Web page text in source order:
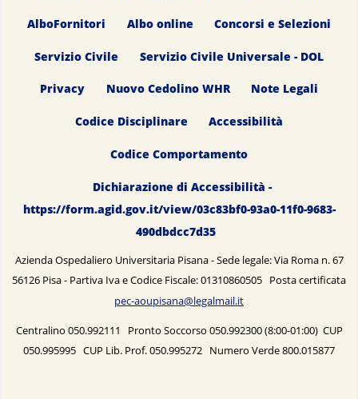
AlboFornitori Albo online Concorsi e Selezioni
Servizio Civile Servizio Civile Universale - DOL
Privacy Nuovo Cedolino WHR Note Legali
Codice Disciplinare Accessibilità
Codice Comportamento
Dichiarazione di Accessibilità -
https://form.agid.gov.it/view/03c83bf0-93a0-11f0-9683-
490dbdcc7d35
Azienda Ospedaliero Universitaria Pisana - Sede legale: Via Roma n. 67
56126 Pisa - Partiva Iva e Codice Fiscale: 01310860505 Posta certificata
pec-aoupisana@legalmail.it
Centralino 050.992111 Pronto Soccorso 050.992300 (8:00-01:00) CUP
050.995995 CUP Lib. Prof. 050.995272 Numero Verde 800.015877